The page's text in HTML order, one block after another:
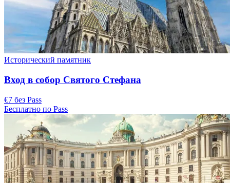
Исторический памятник
Вход в собор Святого Стефана
€7 без Pass
Бесплатно по Pass